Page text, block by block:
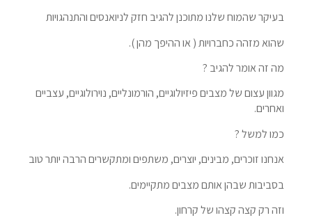
בעיקר שהמוח שלנו מתוכנן להגיב חזק לניואנסים והתנהגויות
שהוא מזהה כחברויות ( או ההיפך מהן ).
מה זה אומר להגיב ?
מגוון עצום של מצבים פיזיולוגיים, הורמונליים, נוירולוגיים, עצביים
ואחרים.
כמו למשל ?
אנחנו זוכרים, מבינים, יוצרים, משתפים ומתקשרים הרבה יותר טוב
בסביבות שבהן אותם מצבים מתקיימים.
וזה רק קצה קצהו של קרחון.